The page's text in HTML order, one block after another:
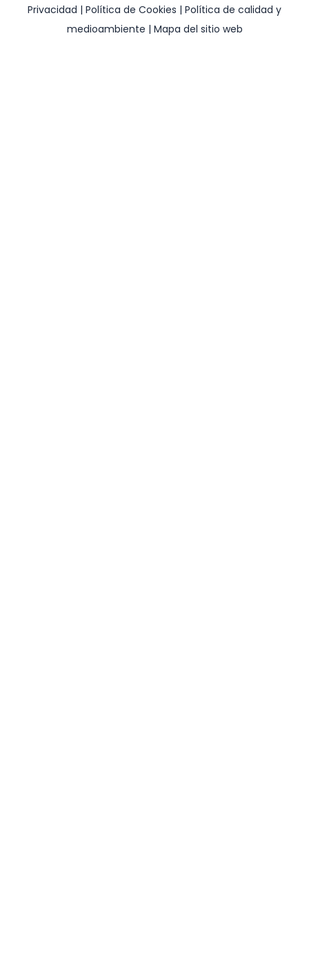
Privacidad | Política de Cookies | Política de calidad y
medioambiente | Mapa del sitio web